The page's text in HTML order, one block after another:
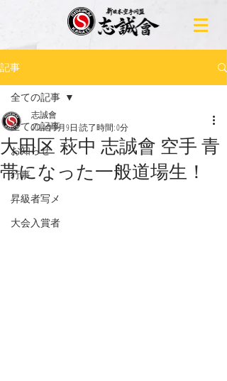
記事
全ての記事
お知らせ
行事
昇級者写メ
大会入賞者
全ての記事
大田区 萩中 志誠會 空手 青
帯になった一般道場生！
志誠會
2024年9月9日 読了時間: 0分